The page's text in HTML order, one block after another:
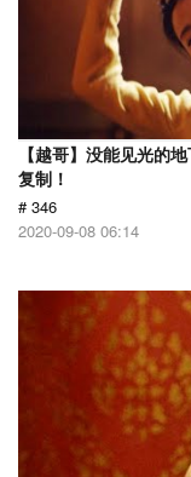
【越哥】没能见光的
复制！
# 346
2020-09-08 06:14